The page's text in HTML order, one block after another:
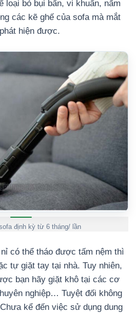
loại bỏ bụi bẩn, vi khuẩn, nấm
các kẽ ghế của sofa mà mắt
hiện được.
định kỳ từ 6 tháng/ lần
có thể tháo được tấm nệm thì
tự giặt tay tại nhà. Tuy nhiên,
bạn hãy giặt khô tại các cơ
nghiệp… Tuyệt đối không
kể đến việc sử dụng dung